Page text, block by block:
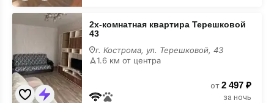
2х-
комнатная
Терешковой
43
2х-комнатная квартира Терешковой
43
г. Кострома, ул. Терешковой, 43
1.6 км от центра
от 2 497 ₽
за ночь